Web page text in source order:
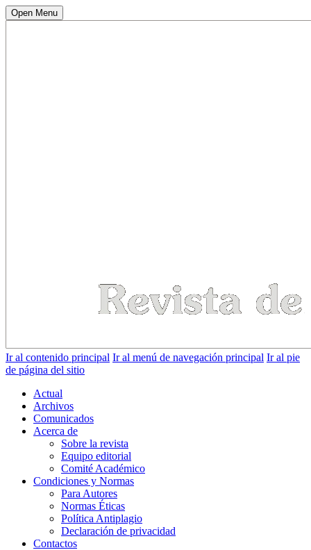
Open Menu
Ir al contenido principal Ir al menú de navegación principal Ir al pie
de página del sitio
Actual
Archivos
Comunicados
Acerca de
Sobre la revista
Equipo editorial
Comité Académico
Condiciones y Normas
Para Autores
Normas Éticas
Política Antiplagio
Declaración de privacidad
Contactos